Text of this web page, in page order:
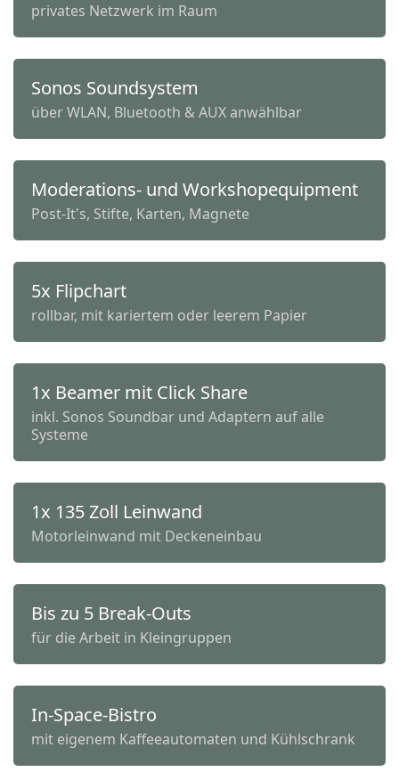
privates Netzwerk im Raum
Sonos Soundsystem
über WLAN, Bluetooth & AUX anwählbar
Moderations- und Workshopequipment
Post-It's, Stifte, Karten, Magnete
5x Flipchart
rollbar, mit kariertem oder leerem Papier
1x Beamer mit Click Share
inkl. Sonos Soundbar und Adaptern auf alle
Systeme
1x 135 Zoll Leinwand
Motorleinwand mit Deckeneinbau
Bis zu 5 Break-Outs
für die Arbeit in Kleingruppen
In-Space-Bistro
mit eigenem Kaffeeautomaten und Kühlschrank